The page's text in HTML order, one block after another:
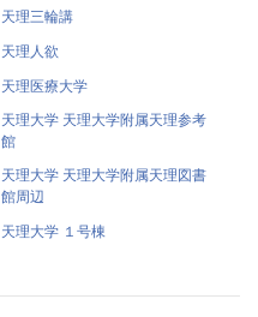
天理三輪講
天理人欲
天理医療大学
天理大学 天理大学附属天理参考
館
天理大学 天理大学附属天理図書
館周辺
天理大学 １号棟